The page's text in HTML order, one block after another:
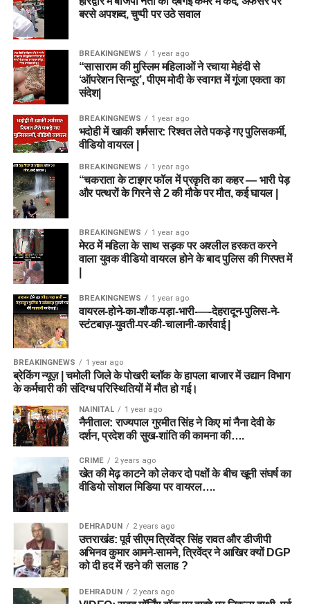
बरसे अपशब्द, चुप्पी पर उठे सवाल
BREAKINGNEWS 1 year ago
“सासाराम की मुस्लिम महिलाओं ने रचाया मेहंदी से
‘ऑपरेशन सिन्दूर’, पीएम मोदी के स्वागत में गूंजा एकता का
संदेश|
BREAKINGNEWS 1 year ago
भदोही में खाकी शर्मसार: रिश्वत लेते पकड़े गए पुलिसकर्मी,
वीडियो वायरल |
BREAKINGNEWS 1 year ago
“चकराता के टाइगर फॉल में प्रकृति का कहर — भारी पेड़
और पत्थरों के गिरने से 2 की मौके पर मौत, कई घायल |
BREAKINGNEWS 1 year ago
मेरठ में महिला के साथ सड़क पर अश्लील हरकत करने
वाला युवक वीडियो वायरल होने के बाद पुलिस की गिरफ्त में
BREAKINGNEWS 1 year ago
वायरल-होने-का-शौक-पड़ा-भारी-—-देहरादून-पुलिस-ने-
स्टंटबाज़-युवती-पर-की-चालानी-कार्रवाई |
BREAKINGNEWS 1 year ago
ब्रेकिंग न्यूज़ | चमोली जिले के पोखरी ब्लॉक के हापला बाजार में उद्यान विभाग
के कर्मचारी की संदिग्ध परिस्थितियों में मौत हो गई।
NAINITAL 1 year ago
नैनीताल: राज्यपाल गुरमीत सिंह ने किए मां नैना देवी के
दर्शन, प्रदेश की सुख-शांति की कामना की….
CRIME 2 years ago
खेत की मेढ़ काटने को लेकर दो पक्षों के बीच खूनी संघर्ष का
वीडियो सोशल मिडिया पर वायरल….
DEHRADUN 2 years ago
उत्तराखंड: पूर्व सीएम त्रिवेंद्र सिंह रावत और डीजीपी
अभिनव कुमार आमने-सामने, त्रिवेंद्र ने आखिर क्यों DGP
को दी हद में रहने की सलाह ?
DEHRADUN 2 years ago